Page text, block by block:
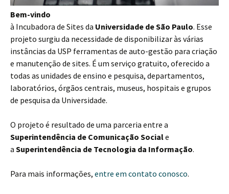
Bem-vindo
à Incubadora de Sites da Universidade de São Paulo. Esse
projeto surgiu da necessidade de disponibilizar às várias
instâncias da USP ferramentas de auto-gestão para criação
e manutenção de sites. É um serviço gratuito, oferecido a
todas as unidades de ensino e pesquisa, departamentos,
laboratórios, órgãos centrais, museus, hospitais e grupos
de pesquisa da Universidade.
O projeto é resultado de uma parceria entre a
Superintendência de Comunicação Sociale
a Superintendência de Tecnologia da Informação.
Para mais informações, entre em contato conosco.